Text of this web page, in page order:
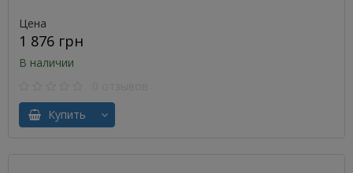
Цена
1 876 грн
В наличии
Купить